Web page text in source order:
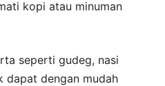
kopi atau minuman
seperti gudeg, nasi
dapat dengan mudah